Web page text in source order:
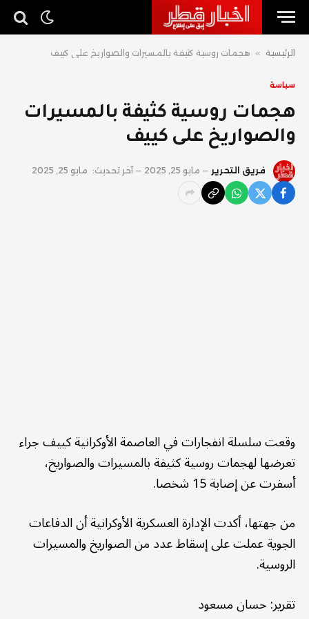
الرئيسية » هجمات روسية كثيفة بالمسيرات والصواريخ على كييف
سياسة
هجمات روسية كثيفة بالمسيرات
والصواريخ على كييف
فريق التحرير مايو 25, 2025 آخر تحديث: مايو 25, 2025
وقعت سلسلة انفجارات في العاصمة الأوكرانية كييف جراء
تعرضها لهجمات روسية كثيفة بالمسيرات والصواريخ،
أسفرت عن إصابة 15 شخصا.
من جهتها، أكدت الإدارة العسكرية الأوكرانية أن الدفاعات
الجوية عملت على إسقاط عدد من الصواريخ والمسيرات
الروسية.
تقرير: حسان مسعود